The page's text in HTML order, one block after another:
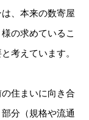
、本来の数寄屋
の求めているこ
考えています。
住まいに向き合
分（規格や流通